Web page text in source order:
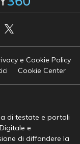
e Cookie Policy
Cookie Center
di testate e portali
e
di diffondere la